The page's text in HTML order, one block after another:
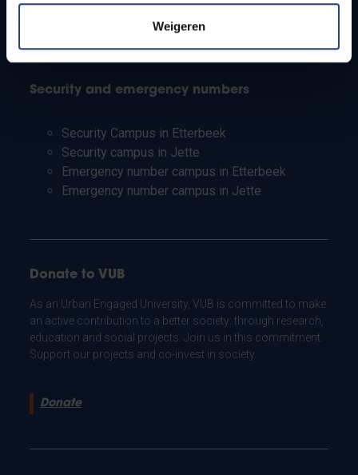
Weigeren
Teachers and secondary schools
Working students
International students
Security and emergency numbers
Security Campus in Etterbeek
Security campus in Jette
Emergency number campus in Etterbeek
Emergency number campus in Jette
Donate to VUB
As an Urban Engaged University, VUB is committed to make
an active contribution to a better society: through research,
education and social projects. Join us in this commitment.
Support our projects and co-invest in society.
Donate